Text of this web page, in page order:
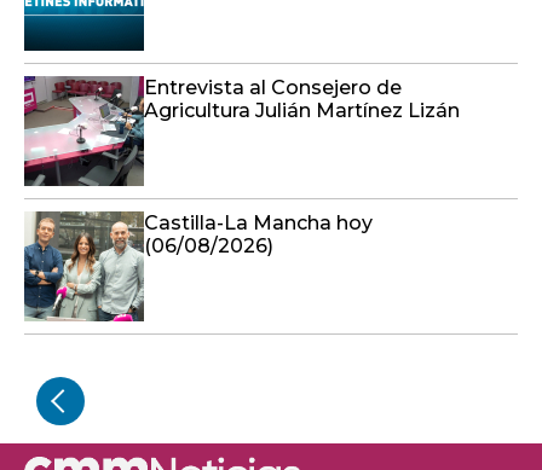
Entrevista al Consejero de
Agricultura Julián Martínez Lizán
Castilla-La Mancha hoy
(06/08/2026)